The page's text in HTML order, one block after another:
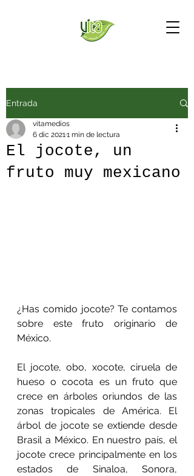
Entrada
El jocote, un
fruto muy mexicano
vitamedios
6 dic 20211 min de lectura
¿Has comido jocote? Te contamos
sobre este fruto originario de
México.
El jocote, obo, xocote, ciruela de
hueso o cocota es un fruto que
crece en árboles oriundos de las
zonas tropicales de América. El
árbol de jocote se extiende desde
Brasil a México. En nuestro país, el
jocote crece principalmente en los
estados de Sinaloa, Sonora,